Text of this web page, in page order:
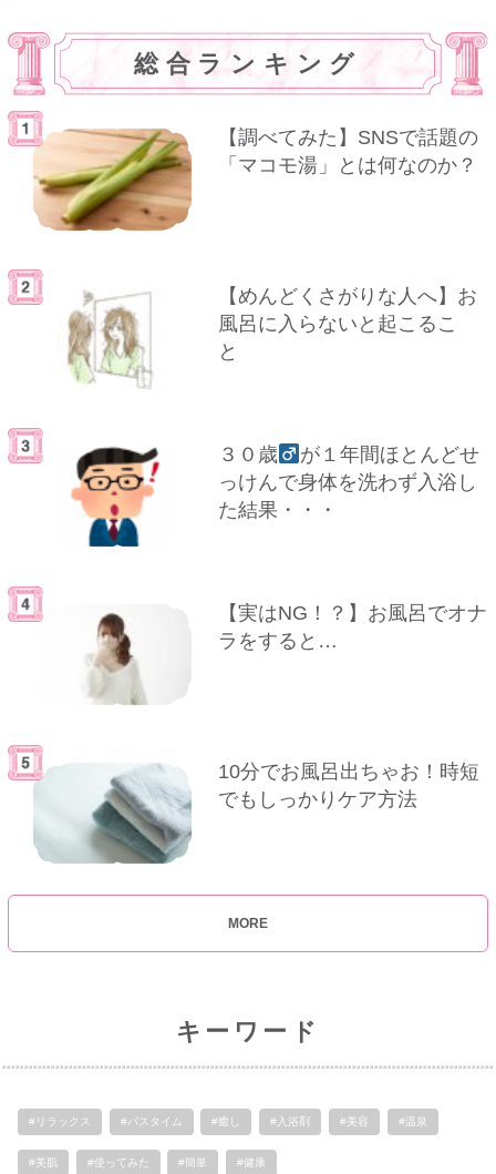
総合ランキング
【調べてみた】SNSで話題の
「マコモ湯」とは何なのか？
【めんどくさがりな人へ】お
風呂に入らないと起こるこ
と
３０歳
が１年間ほとんどせ
っけんで身体を洗わず入浴し
た結果・・・
【実はNG！？】お風呂でオナ
ラをすると…
10分でお風呂出ちゃお！時短
でもしっかりケア方法
MORE
キーワード
#リラックス #バスタイム #癒し #入浴剤 #美容 #温泉
#美肌 #使ってみた #簡単 #健康